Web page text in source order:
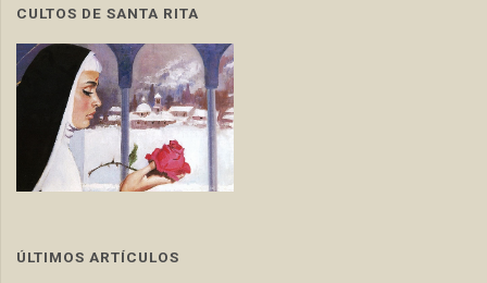
CULTOS DE SANTA RITA
ÚLTIMOS ARTÍCULOS